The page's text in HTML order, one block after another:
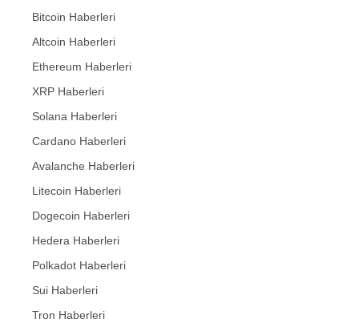
Bitcoin Haberleri
Altcoin Haberleri
Ethereum Haberleri
XRP Haberleri
Solana Haberleri
Cardano Haberleri
Avalanche Haberleri
Litecoin Haberleri
Dogecoin Haberleri
Hedera Haberleri
Polkadot Haberleri
Sui Haberleri
Tron Haberleri